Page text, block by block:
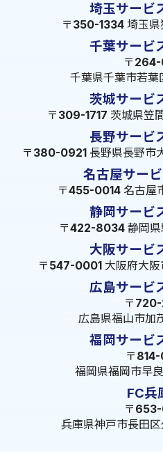
埼玉サービ
〒350-1334 埼玉
千葉サービ
〒
千葉県千葉市若
茨城サービ
〒309-1717 茨城県笠
長野サービ
〒380-0921 長野県長野市
名古屋サー
〒455-0014 名古屋
静岡サービ
〒422-8034 静岡
大阪サービ
〒547-0001 大阪府大
広島サービ
〒
広島県福山市加
福岡サービ
〒814-
福岡県福岡市早
FC兵
〒653-
兵庫県神戸市長田